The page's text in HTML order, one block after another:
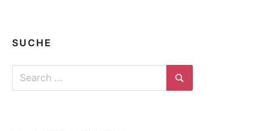
SUCHE
Search
Search